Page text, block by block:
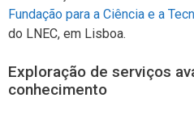
Fundação para a Ciência e a
do LNEC, em Lisboa.
Exploração de serviços
conhecimento